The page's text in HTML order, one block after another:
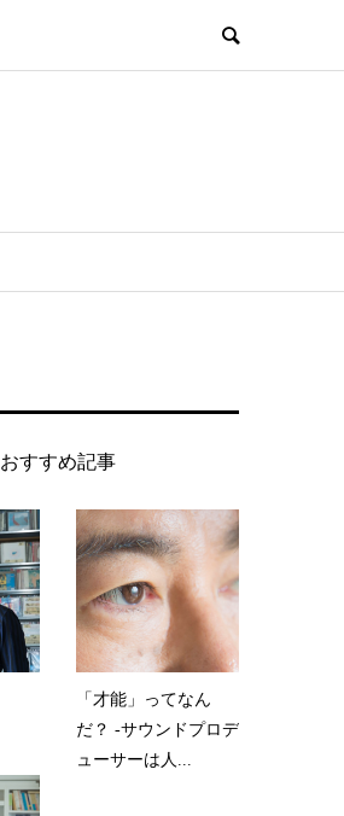
おすすめ記事
「才能」ってなん
だ？ -サウンドプロデ
ューサーは人...